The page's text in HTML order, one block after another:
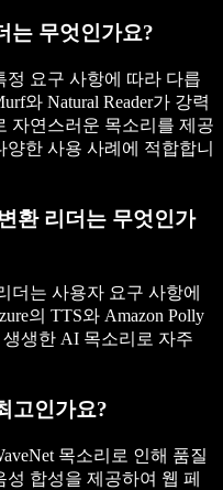
는 무엇인가요?
요구 사항에 따라 다릅
와 Natural Reader가 강력
자연스러운 목소리를 제공
한 사용 사례에 적합합니
환 리더는 무엇인가
더는 사용자 요구 사항에
의 TTS와 Amazon Polly
생한 AI 목소리로 자주
고인가요?
목소리로 인해 품질
합성을 제공하여 웹 페